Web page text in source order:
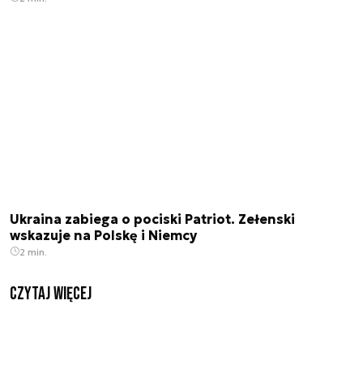
Ukraina zabiega o pociski Patriot. Zełenski
wskazuje na Polskę i Niemcy
2 min.
czytaj więcej